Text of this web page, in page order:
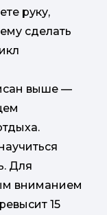
руку,
сделать
выше —
Для
вниманием
15